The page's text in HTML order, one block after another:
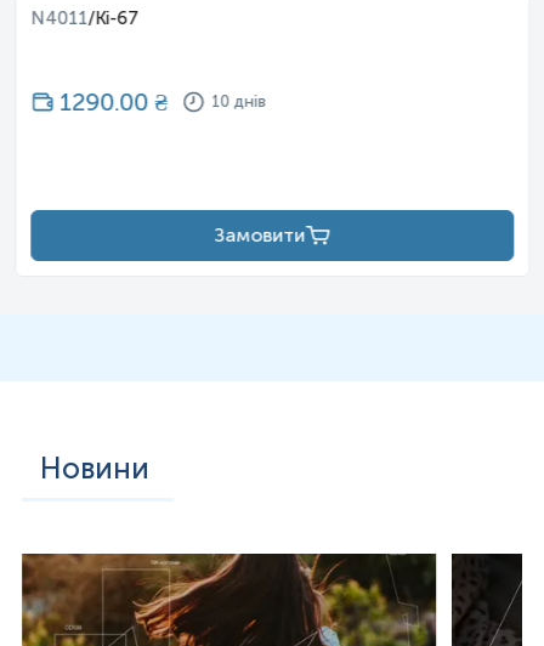
N4011/Ki-67
1290.00₴ 10 днів
Замовити
Новини